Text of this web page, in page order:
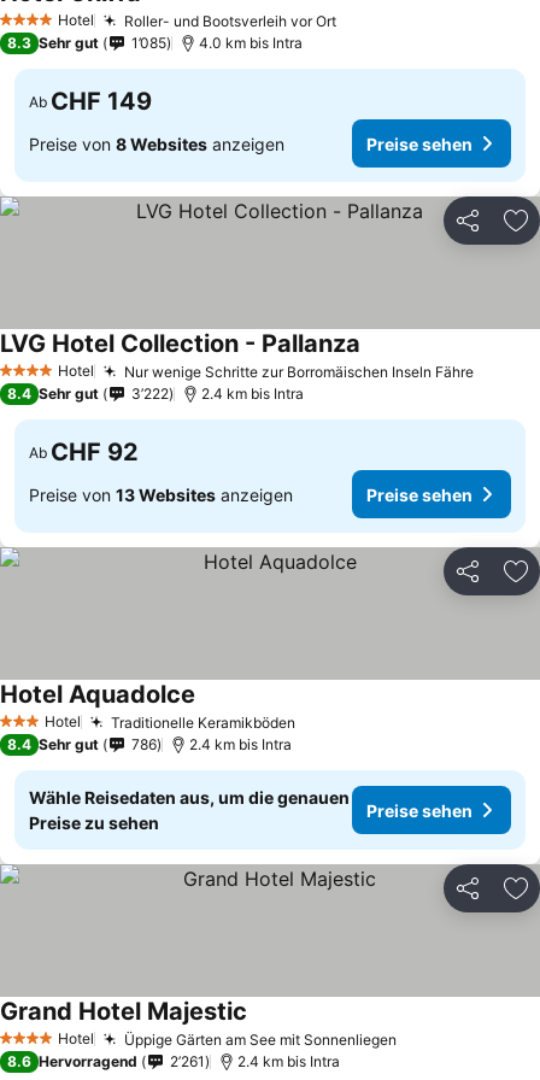
4 Sterne Hotel Roller- und Bootsverleih vor Ort
8.3 Sehr gut 1’085 4.0 km bis Intra
Ab CHF 149
Preise von 8 Websites anzeigen Preise sehen
Teilen
4 Sterne Hotel Nur wenige Schritte zur Borromäischen Inseln Fähre
LVG Hotel Collection - Pallanza
8.4 Sehr gut 3’222 2.4 km bis Intra
Ab CHF 92
Preise von 13 Websites anzeigen Preise sehen
Teilen
3 SterneHotel Traditionelle Keramikböden
Hotel Aquadolce
8.4 Sehr gut 786 2.4 km bis Intra
Wähle Reisedaten aus, um die genauen
Preise zu sehen
Preise sehen
Teilen
4 Sterne Hotel Üppige Gärten am See mit Sonnenliegen
Grand Hotel Majestic
8.6 Hervorragend 2’261 2.4 km bis Intra